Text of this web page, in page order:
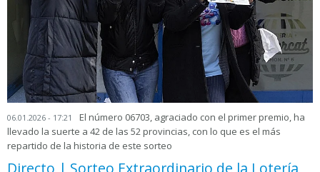
06.01.2026 - 17:21
El número 06703, agraciado con el primer premio, ha
llevado la suerte a 42 de las 52 provincias, con lo que es el más
repartido de la historia de este sorteo
Directo | Sorteo Extraordinario de la Lotería